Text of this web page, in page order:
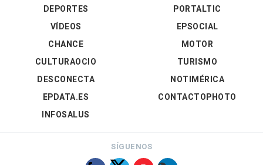
DEPORTES
VÍDEOS
PORTALTIC
EPSOCIAL
CHANCE
CULTURAOCIO
DESCONECTA
EPDATA.ES
INFOSALUS
MOTOR
TURISMO
NOTIMÉRICA
CONTACTOPHOTO
SÍGUENOS